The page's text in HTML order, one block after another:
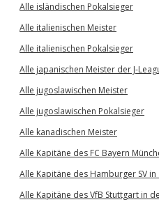
Alle isländischen Pokalsieger
Alle italienischen Meister
Alle italienischen Pokalsieger
Alle japanischen Meister der J-
Alle jugoslawischen Meister
Alle jugoslawischen Pokalsieger
Alle kanadischen Meister
Alle Kapitäne des FC Bayern
Alle Kapitäne des Hamburger SV
Alle Kapitäne des VfB Stuttgart in